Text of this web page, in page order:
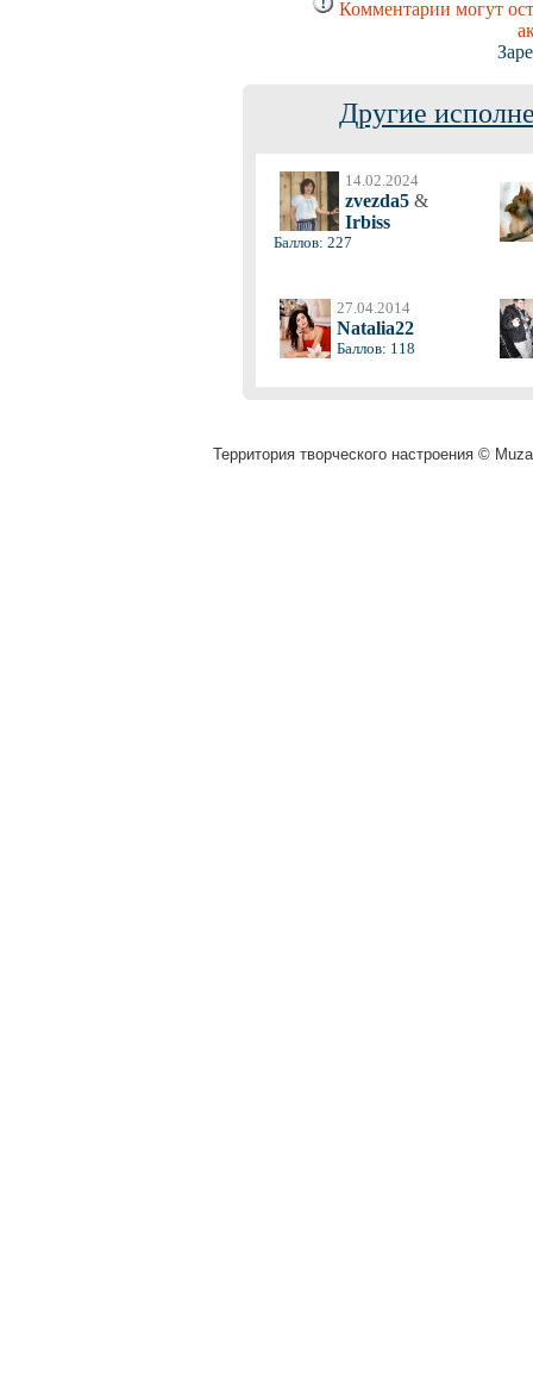
Комментарии могут
Другие
14.02.2024
zvezda5 &
Irbiss
Баллов: 227
27.04.2014
Natalia22
Баллов: 118
Территория творческого настроения ©